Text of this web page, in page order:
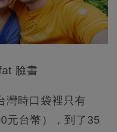
臉書
灣時口袋裡只有
元台幣），到了35